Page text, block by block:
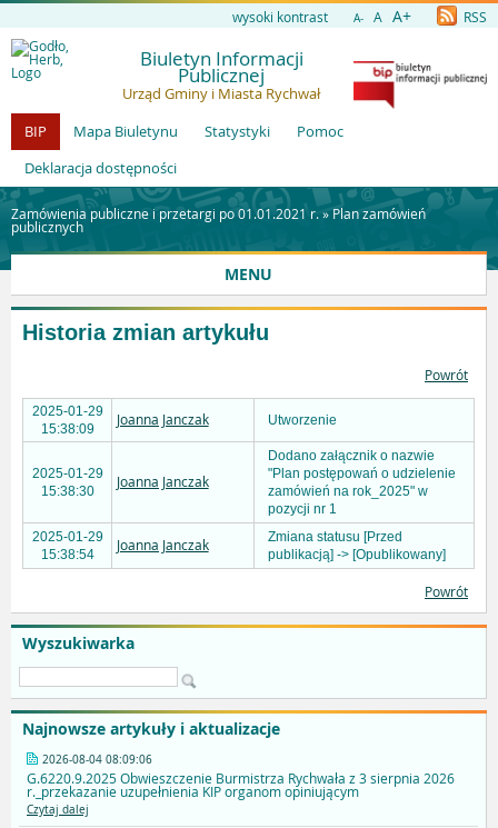
wysoki kontrast A- A A+ RSS
Biuletyn Informacji
Publicznej
Urząd Gminy i Miasta Rychwał
BIP
Mapa Biuletynu Statystyki
Pomoc
Deklaracja dostępności
Zamówienia publiczne i przetargi po 01.01.2021 r. » Plan zamówień
publicznych
MENU
Wyszukiwarka
Najnowsze artykuły i aktualizacje
2026-08-04 08:09:06
G.6220.9.2025 Obwieszczenie Burmistrza Rychwała z 3 sierpnia 2026
r._przekazanie uzupełnienia KIP organom opiniującym
Czytaj dalej
Historia zmian artykułu
Powrót
2025-01-29
15:38:09
Joanna Janczak Utworzenie
2025-01-29
15:38:30
Joanna Janczak
Dodano załącznik o nazwie
"Plan postępowań o udzielenie
zamówień na rok_2025" w
pozycji nr 1
2025-01-29
15:38:54
Joanna Janczak
Zmiana statusu [Przed
publikacją] -> [Opublikowany]
Powrót